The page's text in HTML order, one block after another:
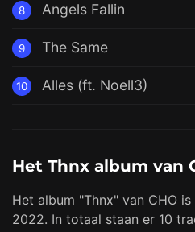
8 Angels Fallin
9 The Same
10 Alles (ft. Noell3)
Het Thnx album van
Het album "Thnx" van CHO
2022. In totaal staan er 10